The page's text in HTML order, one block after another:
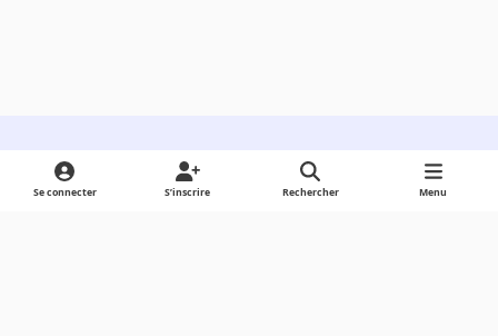
Light ModeDark ModeSystem Preference
Se connecter S’inscrire Rechercher Menu